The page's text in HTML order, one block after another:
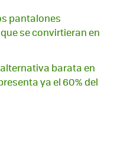
pantalones
se convirtieran en
barata en
ya el 60% del